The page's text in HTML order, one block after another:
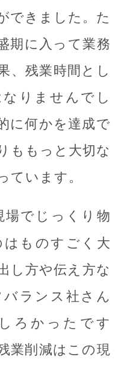
できました。た
期に入って業務
、残業時間とし
りませんでし
に何かを達成で
ももっと大切な
ています。
でじっくり物
ものすごく大
し方や伝え方な
ランス社さん
ろかったです
業削減はこの現